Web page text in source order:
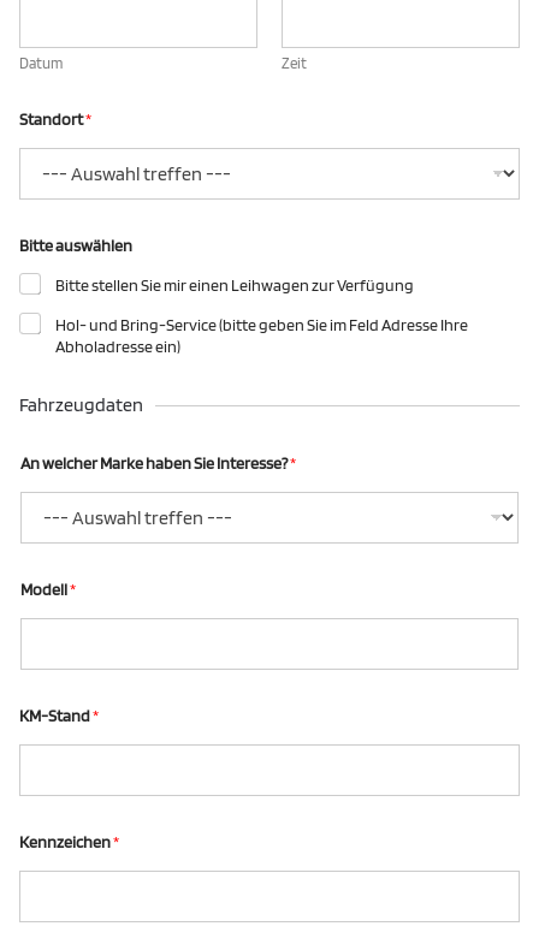
Datum Zeit
Standort*
a
r
g
e
l
u
m
n
K
a
Bitte auswählen
Bitte stellen Sie mir einen Leihwagen zur Verfügung
Hol- und Bring-Service (bitte geben Sie im Feld Adresse Ihre
Abholadresse ein)
Fahrzeugdaten
An welcher Marke haben Sie Interesse?*
Modell*
KM-Stand*
Kennzeichen*